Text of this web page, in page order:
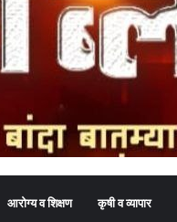
आरोग्य व शिक्षण कृषी व व्यापार